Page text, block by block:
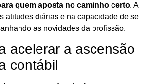
quem aposta no caminho certo. A
atitudes diárias e na capacidade de se
as novidades da profissão.
acelerar a ascensão
contábil